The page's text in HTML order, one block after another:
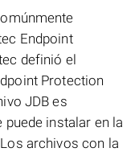
Endpoint
definió el
Protection
JDB es
instalar en la
archivos con la